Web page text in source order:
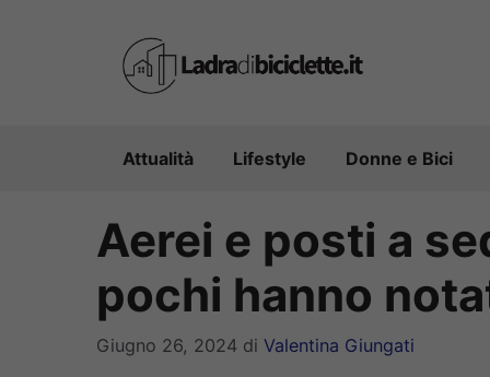
Attualità Lifestyle Donne e Bici
Aerei e posti a
pochi hanno
Giugno 26, 2024 di Valentina Giungati